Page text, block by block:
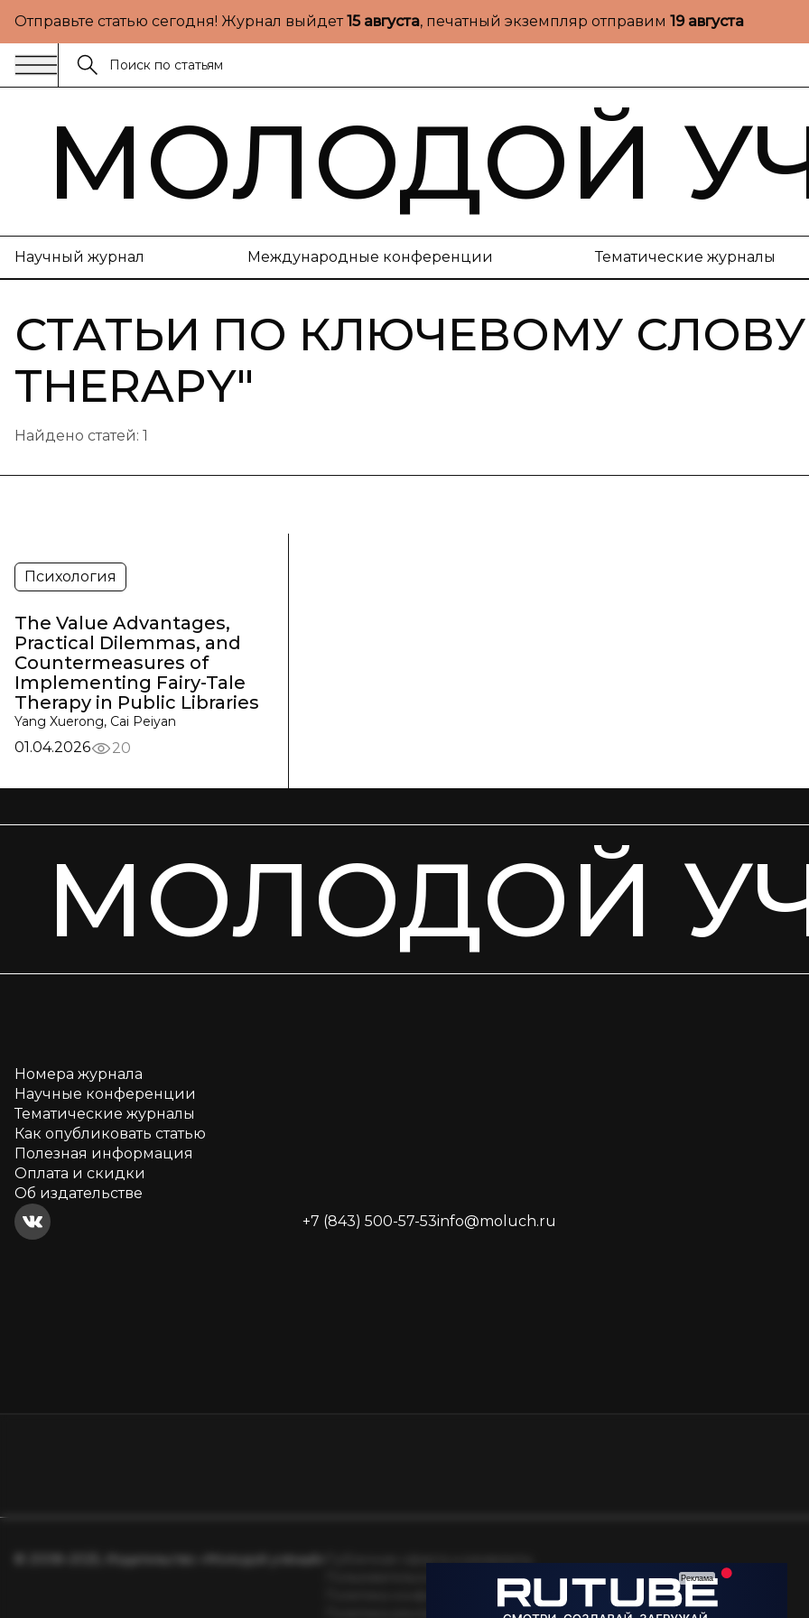
Отправьте статью сегодня! Журнал выйдет15 августа, печатный экземпляр отправим 19 августа
МОЛОДОЙ
Научный журнал Международные конференции Тематические журналы
СТАТЬИ ПО КЛЮЧЕВОМУ СЛОВУ
THERAPY"
Найдено статей: 1
Психология
The Value Advantages,
Practical Dilemmas, and
Countermeasures of
Implementing Fairy-Tale
Therapy in Public Libraries
Yang Xuerong, Cai Peiyan
01.04.2026 20
МОЛОДОЙ
Номера журнала
Научные конференции
Тематические журналы
Как опубликовать статью
Полезная информация
Оплата и скидки
Об издательстве
+7 (843) 500-57-53info@moluch.ru
Публичная оферта и реквизиты
Пользовательское соглашение
Политика конфиденциальности
Политика рекламной рассылки